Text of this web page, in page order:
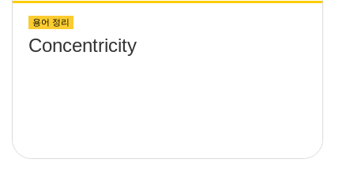
용어 정리
Concentricity